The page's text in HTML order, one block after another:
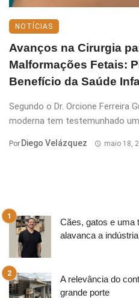
NOTÍCIAS
Avanços na Cirurgia
Malformações Fetais:
Benefício da Saúde
Segundo o Dr. Orcione Ferreira
moderna tem testemunhado
Por Diego Velázquez maio 18,
Cães, gatos e uma
alavanca a
A relevância do
grande porte